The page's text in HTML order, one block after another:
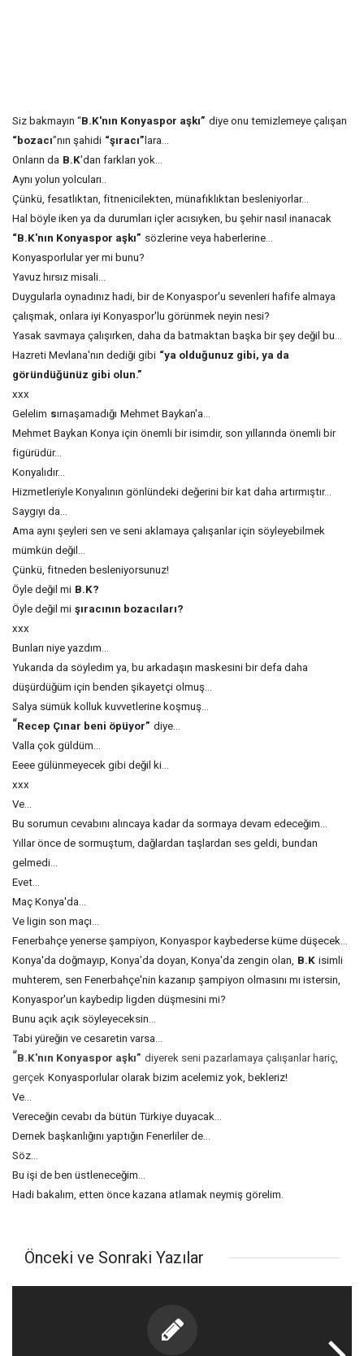
Siz bakmayın “B.K'nın Konyaspor aşkı” diye onu temizlemeye çalışan
“bozacı”nın şahidi “şıracı” lara...
Onların da B.K'dan farkları yok...
Aynı yolun yolcuları..
Çünkü, fesatlıktan, fitnenicilekten, münafıklıktan besleniyorlar...
Hal böyle iken ya da durumları içler acısıyken, bu şehir nasıl inanacak
“B.K'nın Konyaspor aşkı” sözlerine veya haberlerine...
Konyasporlular yer mi bunu?
Yavuz hırsız misali...
Duygularla oynadınız hadi, bir de Konyaspor'u sevenleri hafife almaya
çalışmak, onlara iyi Konyaspor'lu görünmek neyin nesi?
Yasak savmaya çalışırken, daha da batmaktan başka bir şey değil bu...
Hazreti Mevlana'nın dediği gibi “ya olduğunuz gibi, ya da
göründüğünüz gibi olun.”
xxx
Gelelim sırnaşamadığı Mehmet Baykan'a...
Mehmet Baykan Konya için önemli bir isimdir, son yıllarında önemli bir
figürüdür...
Konyalıdır...
Hizmetleriyle Konyalının gönlündeki değerini bir kat daha artırmıştır...
Saygıyı da...
Ama aynı şeyleri sen ve seni aklamaya çalışanlar için söyleyebilmek
mümkün değil...
Çünkü, fitneden besleniyorsunuz!
Öyle değil mi B.K?
Öyle değil mi şıracının bozacıları?
xxx
Bunları niye yazdım...
Yukarıda da söyledim ya, bu arkadaşın maskesini bir defa daha
düşürdüğüm için benden şikayetçi olmuş...
Salya sümük kolluk kuvvetlerine koşmuş...
“Recep Çınar beni öpüyor” diye...
Valla çok güldüm...
Eeee gülünmeyecek gibi değil ki...
xxx
Ve...
Bu sorumun cevabını alıncaya kadar da sormaya devam edeceğim...
Yıllar önce de sormuştum, dağlardan taşlardan ses geldi, bundan
gelmedi...
Evet...
Maç Konya'da...
Ve ligin son maçı...
Fenerbahçe yenerse şampiyon, Konyaspor kaybederse küme düşecek...
Konya'da doğmayıp, Konya'da doyan, Konya'da zengin olan, B.K isimli
muhterem, sen Fenerbahçe'nin kazanıp şampiyon olmasını mı istersin,
Konyaspor'un kaybedip ligden düşmesini mi?
Bunu açık açık söyleyeceksin...
Tabi yüreğin ve cesaretin varsa...
“B.K'nın Konyaspor aşkı” diyerek seni pazarlamaya çalışanlar hariç,
gerçek Konyasporlular olarak bizim acelemiz yok, bekleriz!
Ve...
Vereceğin cevabı da bütün Türkiye duyacak...
Dernek başkanlığını yaptığın Fenerliler de...
Söz...
Bu işi de ben üstleneceğim...
Hadi bakalım, etten önce kazana atlamak neymiş görelim.
Önceki ve Sonraki Yazılar